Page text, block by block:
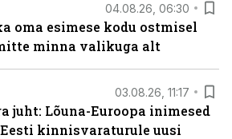
04.08.26, 06:30
oma esimese kodu ostmisel
minna valikuga alt
03.08.26, 11:17
juht: Lõuna-Euroopa inimesed
kinnisvaraturule uusi